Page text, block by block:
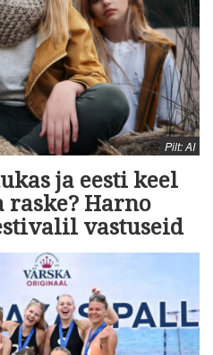
Pilt: AI
ja eesti keel
Harno
vastuseid